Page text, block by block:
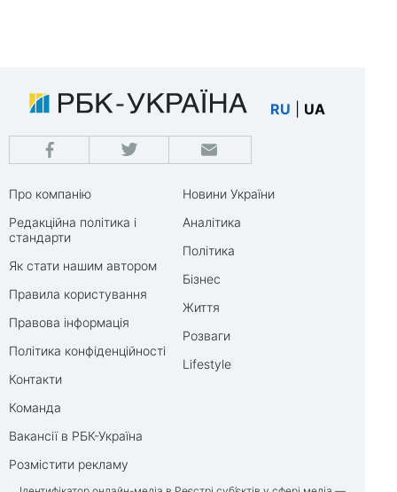
RU UA
Про компанію
Редакційна політика і
стандарти
Як стати нашим автором
Правила користування
Правова інформація
Політика конфіденційності
Контакти
Команда
Вакансії в РБК-Україна
Розмістити рекламу
Новини України
Аналітика
Політика
Бізнес
Життя
Розваги
Lifestyle